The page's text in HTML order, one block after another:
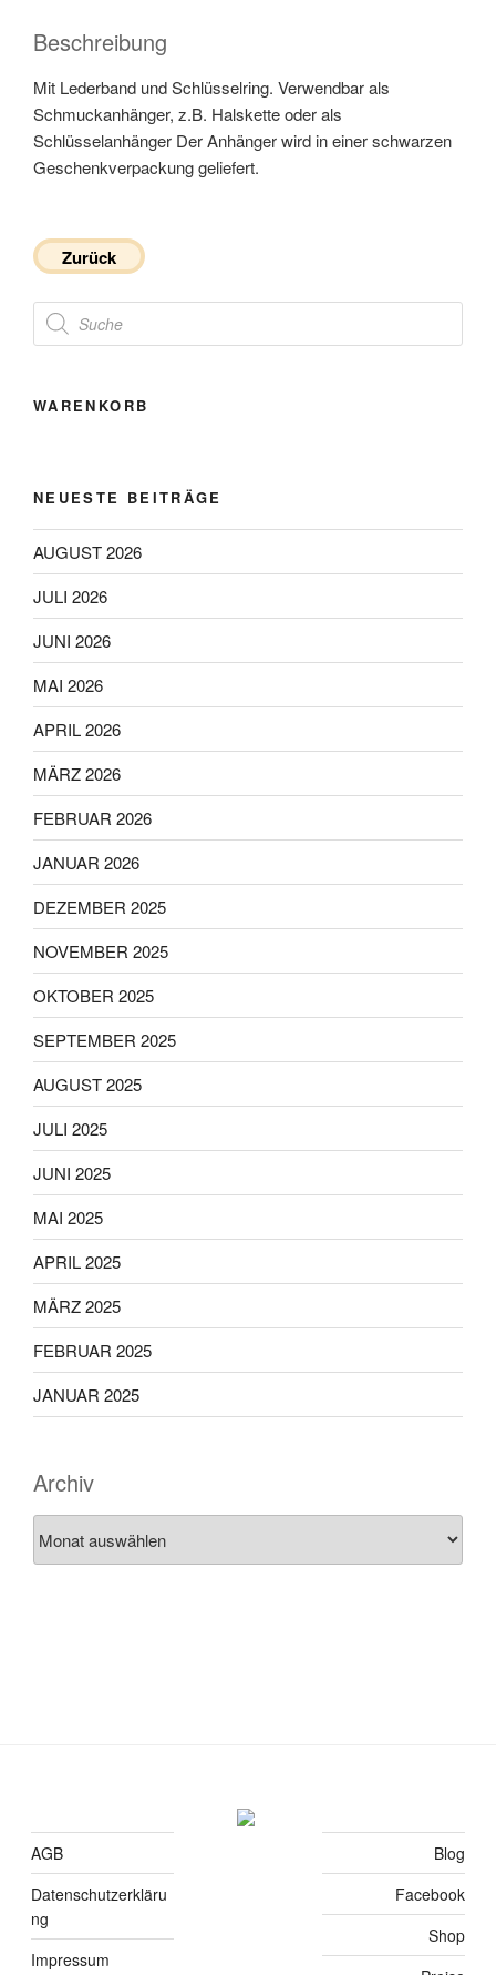
Beschreibung
Mit Lederband und Schlüsselring. Verwendbar als
Schmuckanhänger, z.B. Halskette oder als
Schlüsselanhänger Der Anhänger wird in einer schwarzen
Geschenkverpackung geliefert.
Zurück
Products
search
WARENKORB
NEUESTE BEITRÄGE
AUGUST 2026
JULI 2026
JUNI 2026
MAI 2026
APRIL 2026
MÄRZ 2026
FEBRUAR 2026
JANUAR 2026
DEZEMBER 2025
NOVEMBER 2025
OKTOBER 2025
SEPTEMBER 2025
AUGUST 2025
JULI 2025
JUNI 2025
MAI 2025
APRIL 2025
MÄRZ 2025
FEBRUAR 2025
JANUAR 2025
Archiv
AGB
Datenschutzerkläru
ng
Impressum
Blog
Facebook
Shop